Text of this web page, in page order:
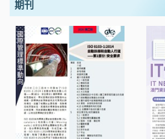
期刊